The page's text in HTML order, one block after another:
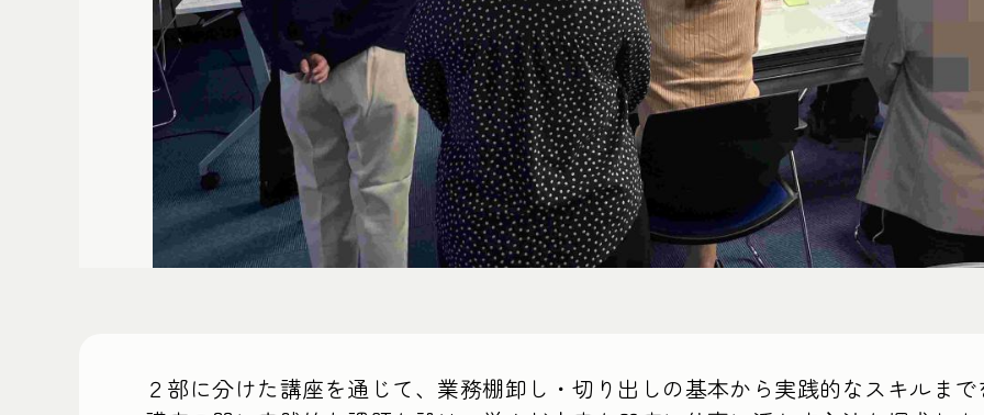
２部に分けた講座を通じて、業務棚卸し・切り出しの基本から実践的なスキルま